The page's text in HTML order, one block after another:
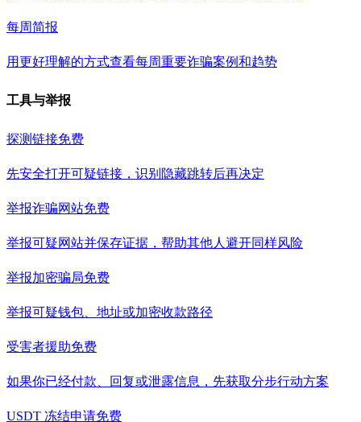
每周简报
用更好理解的方式查看每周重要诈骗案例和趋势
工具与举报
探测链接免费
先安全打开可疑链接，识别隐藏跳转后再决定
举报诈骗网站免费
举报可疑网站并保存证据，帮助其他人避开同样风险
举报加密骗局免费
举报可疑钱包、地址或加密收款路径
受害者援助免费
如果你已经付款、回复或泄露信息，先获取分步行动方案
USDT 冻结申请免费